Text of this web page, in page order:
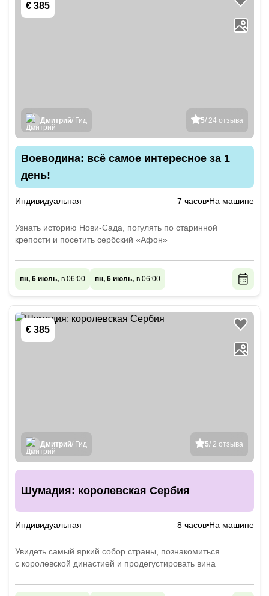
€ 385
5/ 24 отзыва
Дмитрий/ Гид
Воеводина: всё самое интересное за 1
день!
Индивидуальная 7 часов На машине
Узнать историю Нови-Сада, погулять по старинной
крепости и посетить сербский «Афон»
пн, 6 июль, в 06:00 пн, 6 июль, в 06:00
€ 385
5/ 2 отзыва
Дмитрий/ Гид
Шумадия: королевская Сербия
Индивидуальная 8 часов На машине
Увидеть самый яркий собор страны, познакомиться
с королевской династией и продегустировать вина